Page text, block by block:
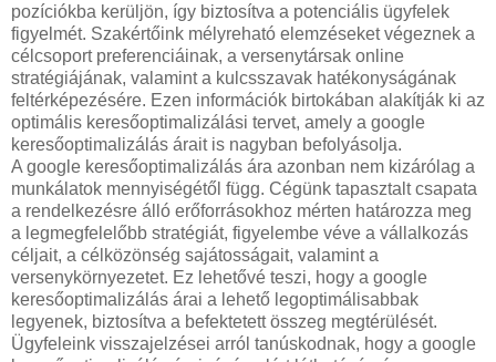
pozíciókba kerüljön, így biztosítva a potenciális ügyfelek
figyelmét. Szakértőink mélyreható elemzéseket végeznek a
célcsoport preferenciáinak, a versenytársak online
stratégiájának, valamint a kulcsszavak hatékonyságának
feltérképezésére. Ezen információk birtokában alakítják ki az
optimális keresőoptimalizálási tervet, amely a google
keresőoptimalizálás árait is nagyban befolyásolja.
A google keresőoptimalizálás ára azonban nem kizárólag a
munkálatok mennyiségétől függ. Cégünk tapasztalt csapata
a rendelkezésre álló erőforrásokhoz mérten határozza meg
a legmegfelelőbb stratégiát, figyelembe véve a vállalkozás
céljait, a célközönség sajátosságait, valamint a
versenykörnyezetet. Ez lehetővé teszi, hogy a google
keresőoptimalizálás árai a lehető legoptimálisabbak
legyenek, biztosítva a befektetett összeg megtérülését.
Ügyfeleink visszajelzései arról tanúskodnak, hogy a google